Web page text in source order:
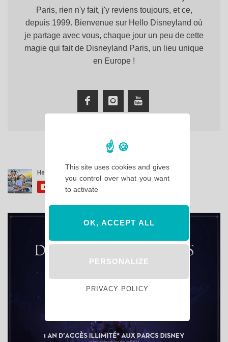
Paris, rien n'y fait, j'y reviens toujours, et ce,
depuis 1999. Bienvenue sur Hello Disneyland où
je partage avec vous, chaque jour un peu de cette
magie qui fait de Disneyland Paris, un lieu unique
en Europe !
This site uses cookies and gives
you control over what you want
to activate
OK, ACCEPT ALL
PERSONALIZE
PRIVACY POLICY